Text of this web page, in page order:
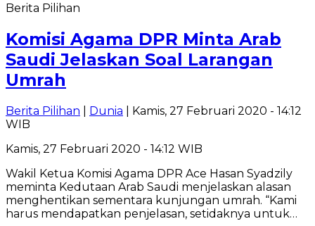
Berita Pilihan
Komisi Agama DPR Minta Arab
Saudi Jelaskan Soal Larangan
Umrah
Berita Pilihan Dunia | Kamis, 27 Februari 2020 - 14:12
WIB
Kamis, 27 Februari 2020 - 14:12 WIB
Wakil Ketua Komisi Agama DPR Ace Hasan Syadzily
meminta Kedutaan Arab Saudi menjelaskan alasan
menghentikan sementara kunjungan umrah. “Kami
harus mendapatkan penjelasan, setidaknya untuk…